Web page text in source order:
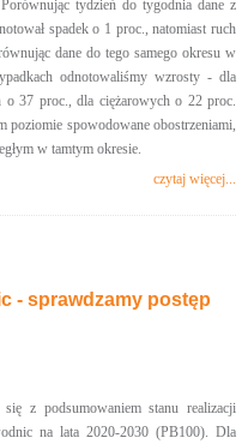
tydzień do tygodnia dane z
spadek o 1 proc., natomiast ruch
dane do tego samego okresu w
odnotowaliśmy wzrosty - dla
o 37 proc., dla ciężarowych o 22 proc.
poziomie spowodowane obostrzeniami,
w tamtym okresie.
czytaj więcej...
- sprawdzamy postęp
się z podsumowaniem stanu realizacji
na lata 2020-2030 (PB100). Dla